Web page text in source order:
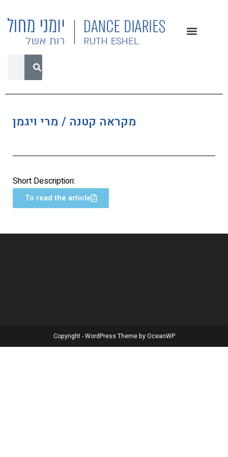
מקראה קטנה / מרי ויגמן
Short Description:
To read the article
Copyright - WordPress Theme by OceanWP